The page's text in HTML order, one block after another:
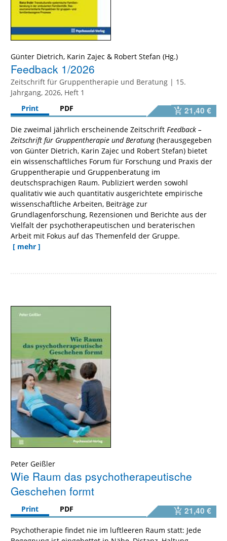
Günter Dietrich, Karin Zajec & Robert Stefan
Feedback 1/2026
Zeitschrift für Gruppentherapie und Beratung | 15.
Jahrgang, 2026, Heft 1
Print
PDF 21,40 €
Die zweimal jährlich erscheinende Zeitschrift Feedback –
Zeitschrift für Gruppentherapie und Beratung(herausgegeben
von Günter Dietrich, Karin Zajec und Robert Stefan) bietet
ein wissenschaftliches Forum für Forschung und Praxis der
Gruppentherapie und Gruppenberatung im
deutschsprachigen Raum. Publiziert werden sowohl
qualitativ wie auch quantitativ ausgerichtete empirische
wissenschaftliche Arbeiten, Beiträge zur
Grundlagenforschung, Rezensionen und Berichte aus der
Vielfalt der psychotherapeutischen und beraterischen
Arbeit mit Fokus auf das Themenfeld der Gruppe.
[ mehr ]
Peter Geißler
Wie Raum das psychotherapeutische
Geschehen formt
Print PDF 21,40 €
Psychotherapie findet nie im luftleeren Raum statt: Jede